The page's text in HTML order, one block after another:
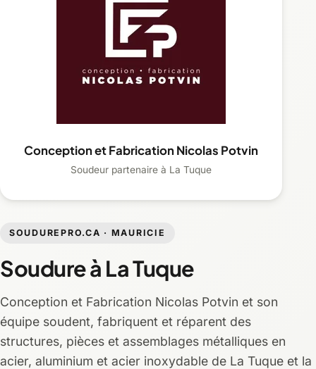
SOUDUREPRO.CA · MAURICIE
Soudure à La Tuque
Conception et Fabrication Nicolas Potvin et son
équipe soudent, fabriquent et réparent des
structures, pièces et assemblages métalliques en
acier, aluminium et acier inoxydable de La Tuque et la
Conception et Fabrication Nicolas Potvin
Soudeur partenaire à La Tuque